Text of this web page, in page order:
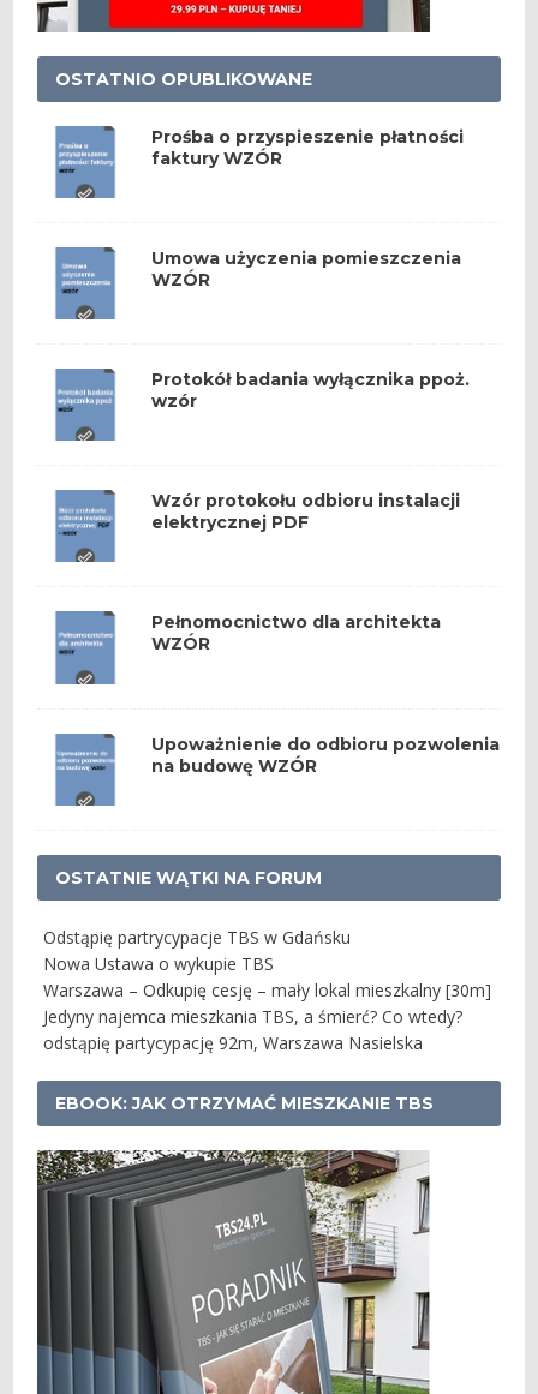
OSTATNIO OPUBLIKOWANE
Prośba o przyspieszenie płatności
faktury WZÓR
Umowa użyczenia pomieszczenia
WZÓR
Protokół badania wyłącznika ppoż.
wzór
Wzór protokołu odbioru instalacji
elektrycznej PDF
Pełnomocnictwo dla architekta
WZÓR
Upoważnienie do odbioru pozwolenia
na budowę WZÓR
OSTATNIE WĄTKI NA FORUM
Odstąpię partrycypacje TBS w Gdańsku
Nowa Ustawa o wykupie TBS
Warszawa – Odkupię cesję – mały lokal mieszkalny [30m]
Jedyny najemca mieszkania TBS, a śmierć? Co wtedy?
odstąpię partycypację 92m, Warszawa Nasielska
EBOOK: JAK OTRZYMAĆ MIESZKANIE TBS